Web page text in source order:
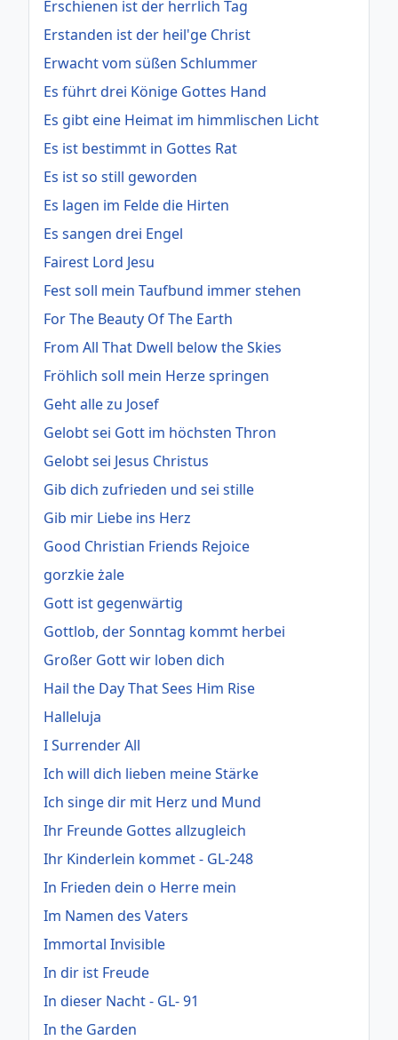
Erschienen ist der herrlich Tag
Erstanden ist der heil'ge Christ
Erwacht vom süßen Schlummer
Es führt drei Könige Gottes Hand
Es gibt eine Heimat im himmlischen Licht
Es ist bestimmt in Gottes Rat
Es ist so still geworden
Es lagen im Felde die Hirten
Es sangen drei Engel
Fairest Lord Jesu
Fest soll mein Taufbund immer stehen
For The Beauty Of The Earth
From All That Dwell below the Skies
Fröhlich soll mein Herze springen
Geht alle zu Josef
Gelobt sei Gott im höchsten Thron
Gelobt sei Jesus Christus
Gib dich zufrieden und sei stille
Gib mir Liebe ins Herz
Good Christian Friends Rejoice
gorzkie żale
Gott ist gegenwärtig
Gottlob, der Sonntag kommt herbei
Großer Gott wir loben dich
Hail the Day That Sees Him Rise
Halleluja
I Surrender All
Ich will dich lieben meine Stärke
Ich singe dir mit Herz und Mund
Ihr Freunde Gottes allzugleich
Ihr Kinderlein kommet - GL-248
In Frieden dein o Herre mein
Im Namen des Vaters
Immortal Invisible
In dir ist Freude
In dieser Nacht - GL- 91
In the Garden